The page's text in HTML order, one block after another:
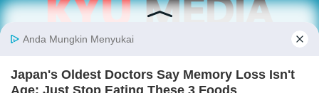
Kabarbaru.co menyajikan berita aktual dan